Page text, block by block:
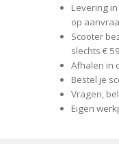
Levering
op
Scooter
slechts €
Afhalen in
Bestel je
Vragen,
Eigen